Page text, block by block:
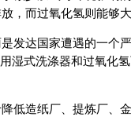
，而过氧化氢则能够
发达国家遭遇的一个
湿式洗涤器和过氧化
低造纸厂、提炼厂、